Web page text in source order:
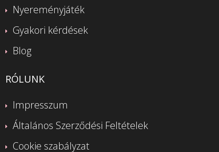
Nyereményjáték
Gyakori kérdések
Blog
RÓLUNK
Impresszum
Általános Szerződési Feltételek
Cookie szabályzat